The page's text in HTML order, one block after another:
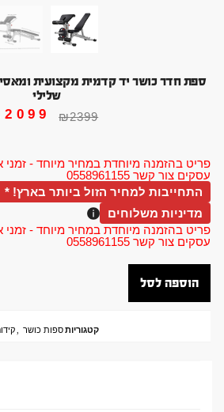
עסקים צור קשר 0558961155
ספת חדר כושר יד קדמית מקצועית
שלילי
₪2399
2099
התחייבות למחיר הזול ביותר בארץ! *
מדיניות משלוחים
עסקים צור קשר 0558961155
הוספה לסל
קטגוריות ספות כושר ,